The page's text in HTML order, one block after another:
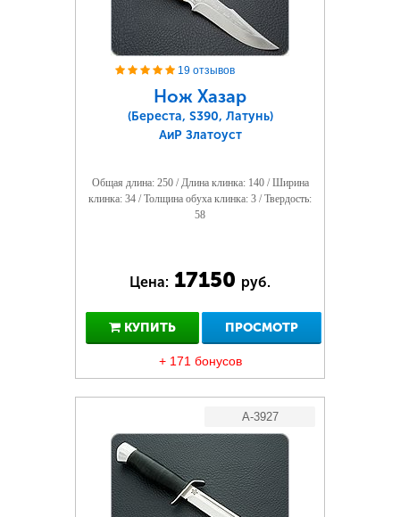
19 отзывов
Нож Хазар
(Береста, S390, Латунь)
АиР Златоуст
Общая длина: 250 / Длина клинка: 140 / Ширина
клинка: 34 / Толщина обуха клинка: 3 / Твердость:
58
Цена: 17150 руб.
КУПИТЬ ПРОСМОТР
+ 171 бонусов
A-3927